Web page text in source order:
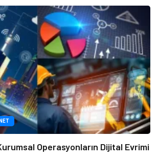
Operasyonların Dijital Evrimi